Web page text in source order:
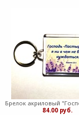
84.00 руб.